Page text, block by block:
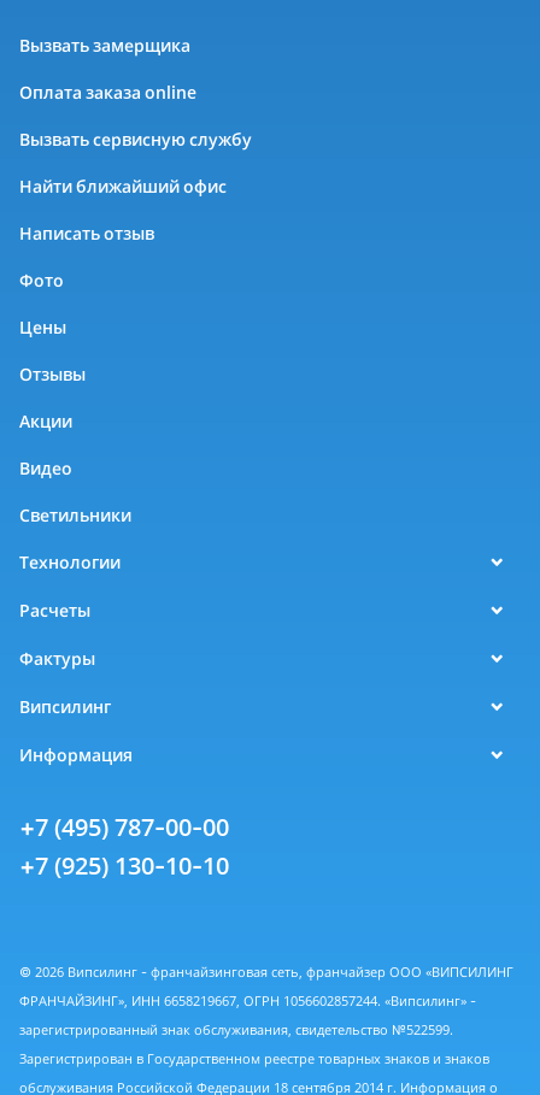
Вызвать замерщика
Оплата заказа online
Вызвать сервисную службу
Найти ближайший офис
Написать отзыв
Фото
Цены
Отзывы
Акции
Видео
Светильники
Технологии
Расчеты
Фактуры
Випсилинг
Информация
+7 (495) 787-00-00
+7 (925) 130-10-10
© 2026 Випсилинг - франчайзинговая сеть, франчайзер ООО «ВИПСИЛИНГ
ФРАНЧАЙЗИНГ», ИНН 6658219667, ОГРН 1056602857244. «Випсилинг» -
зарегистрированный знак обслуживания, свидетельство №522599.
Зарегистрирован в Государственном реестре товарных знаков и знаков
обслуживания Российской Федерации 18 сентября 2014 г. Информация о